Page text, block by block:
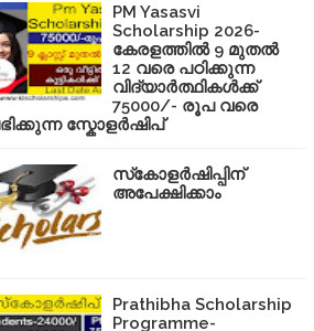
PM Yasasvi
Scholarship 2026-
കേരളത്തിൽ 9 മുതൽ
12 വരെ പഠിക്കുന്ന
വിദ്യാർത്ഥികൾക്ക്
75000/- രൂപ വരെ
സ്കോളർഷിപ്
സ്‌കോളർഷിപ്പിന്
അപേക്ഷിക്കാം
Prathibha Scholarship
Programme-